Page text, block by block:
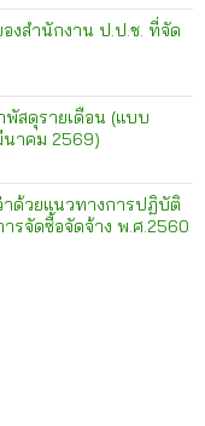
งสำนักงาน ป.ป.ช. ที่จัด
พัสดุรายเดือน (แบบ
นาคม 2569)
ด้วยแนวทางการปฏิบัติ
รจัดซื้อจัดจ้าง พ.ศ.2560